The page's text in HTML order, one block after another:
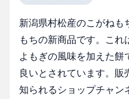
新潟県村松産のこがねも
もちの新商品です。これ
よもぎの風味を加えた餅
良いとされています。
知られるショップチャン